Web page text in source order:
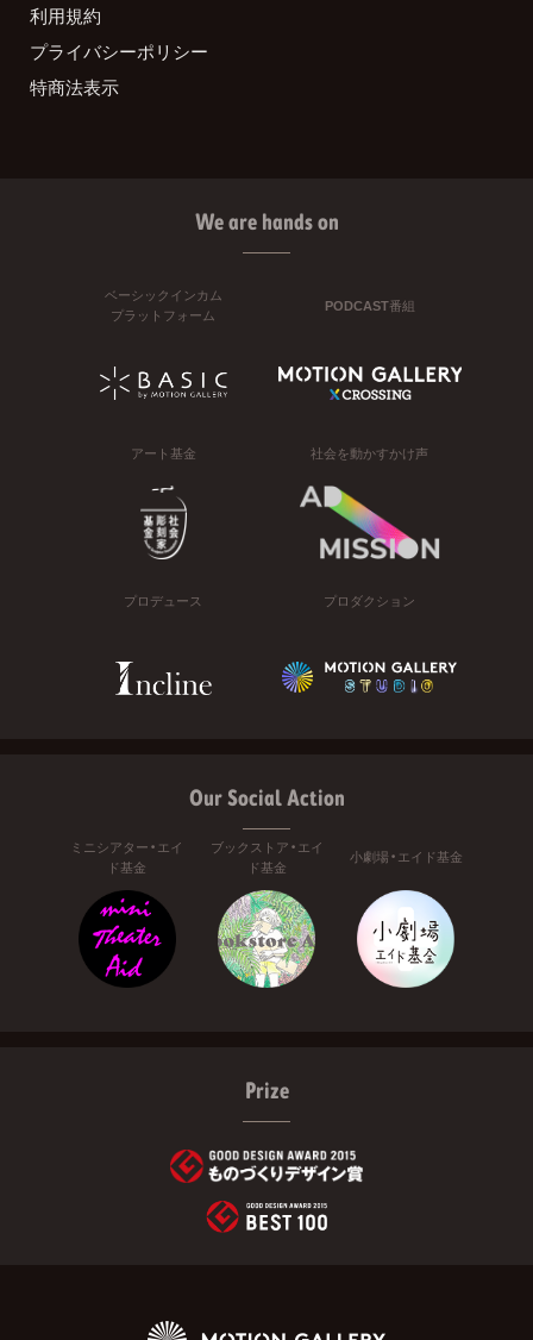
利用規約
プライバシーポリシー
特商法表示
We are hands on
ベーシックインカム
プラットフォーム
PODCAST番組
アート基金 社会を動かすかけ声
プロデュース プロダクション
Our Social Action
ミニシアター・エイ
ド基金
ブックストア・エイ
ド基金
小劇場・エイド基金
Prize